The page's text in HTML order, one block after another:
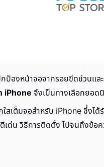
องหน้าจอจากรอยขีดข่วนแล
iPhone จึงเป็นทางเลือกยอด
สเต็มจอสำหรับ iPhone ซึ่ง
ด่น วิธีการติดตั้ง ไปจนถึงข้